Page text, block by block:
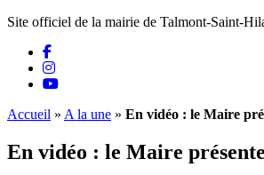
Site officiel de la mairie de Talmont-Saint-
Accueil » A la une » En vidéo : le Maire
En vidéo : le Maire